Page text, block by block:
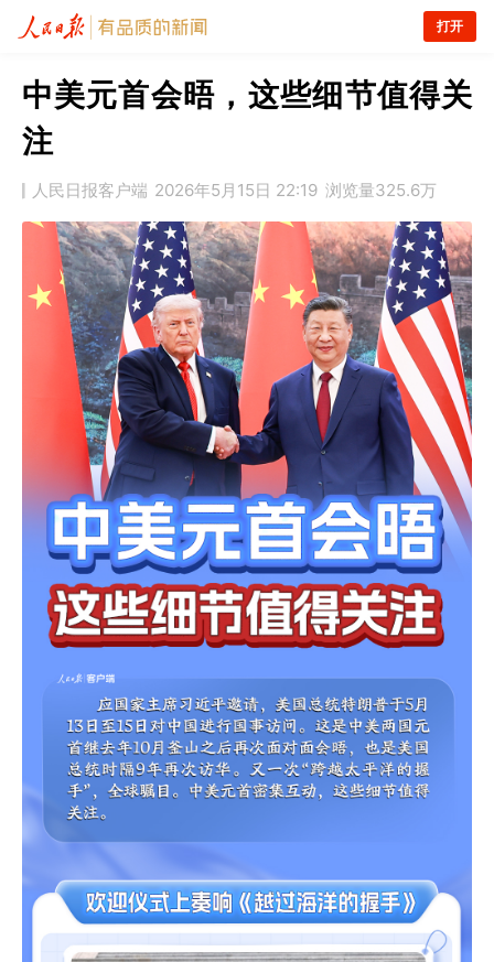
打开
中美元首会晤，这些细节值得关
注
人民日报客户端 2026年5月15日 22:19 浏览量325.6万